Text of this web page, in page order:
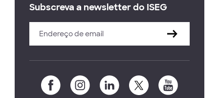
Subscreva a newsletter do ISEG